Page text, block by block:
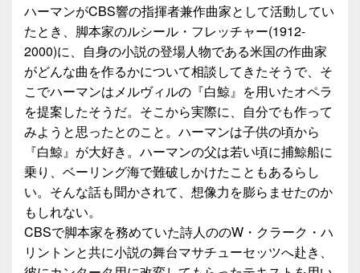
ハーマンがCBS響の指揮者兼作曲家として活動してい
たとき、脚本家のルシール・フレッチャー(1912-
2000)に、自身の小説の登場人物である米国の作曲家
がどんな曲を作るかについて相談してきたそうで、そ
こでハーマンはメルヴィルの『白鯨』を用いたオペラ
を提案したそうだ。そこから実際に、自分でも作って
みようと思ったとのこと。ハーマンは子供の頃から
『白鯨』が大好き。ハーマンの父は若い頃に捕鯨船に
乗り、ベーリング海で難破しかけたこともあるらし
い。そんな話も聞かされて、想像力を膨らませたのか
もしれない。
CBSで脚本家を務めていた詩人ののW・クラーク・ハ
リントンと共に小説の舞台マサチューセッツへ赴き、